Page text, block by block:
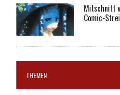
Mitschnitt
Comic-
THEMEN